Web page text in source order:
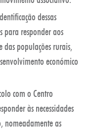
dessas
para responder aos
das populações rurais,
económico
com o Centro
às necessidades
nomeadamente as